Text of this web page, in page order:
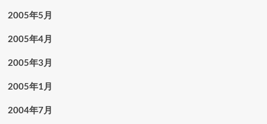
2005年5月
2005年4月
2005年3月
2005年1月
2004年7月